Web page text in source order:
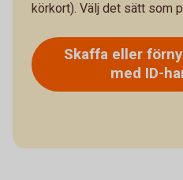
körkort). Välj det sätt som
Skaffa eller
med ID-